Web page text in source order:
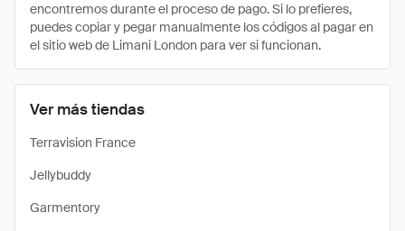
Ver más tiendas
Terravision France
Jellybuddy
Garmentory
encontremos durante el proceso de pago. Si lo prefieres,
puedes copiar y pegar manualmente los códigos al pagar en
el sitio web de Limani London para ver si funcionan.